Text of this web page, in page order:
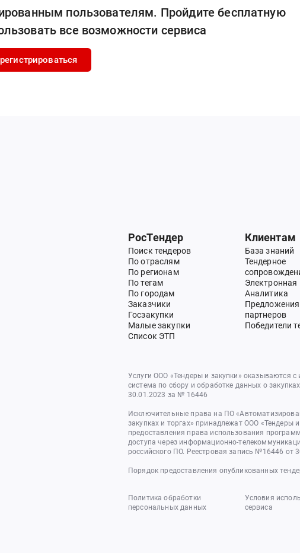
пользователям. Пройдите бесплатную
все возможности сервиса
РосТендер
Поиск тендеров
По отраслям
По регионам
По тегам
По городам
Заказчики
Госзакупки
Малые закупки
Список ЭТП
Клиентам
База знаний
Тендерное
Электронная
Аналитика
партнеров
Победители
Услуги ООО «Тендеры и закупки» оказываются
система по сбору и обработке данных о
30.01.2023 за № 16446
Исключительные права на ПО
закупках и торгах» принадлежат ООО «Тендеры
предоставления права использования
доступа через информационно-
российского ПО. Реестровая запись №16446 от
Порядок предоставления опубликованных
Политика обработки
персональных данных
Условия
сервиса